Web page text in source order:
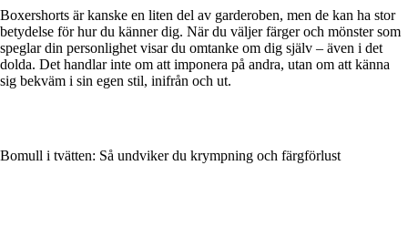
Boxershorts är kanske en liten del av garderoben, men de kan ha stor
betydelse för hur du känner dig. När du väljer färger och mönster som
speglar din personlighet visar du omtanke om dig själv – även i det
dolda. Det handlar inte om att imponera på andra, utan om att känna
sig bekväm i sin egen stil, inifrån och ut.
Bomull i tvätten: Så undviker du krympning och färgförlust